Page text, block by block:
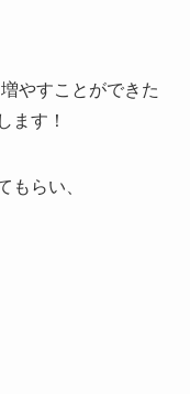
やすことができた
ます！
もらい、